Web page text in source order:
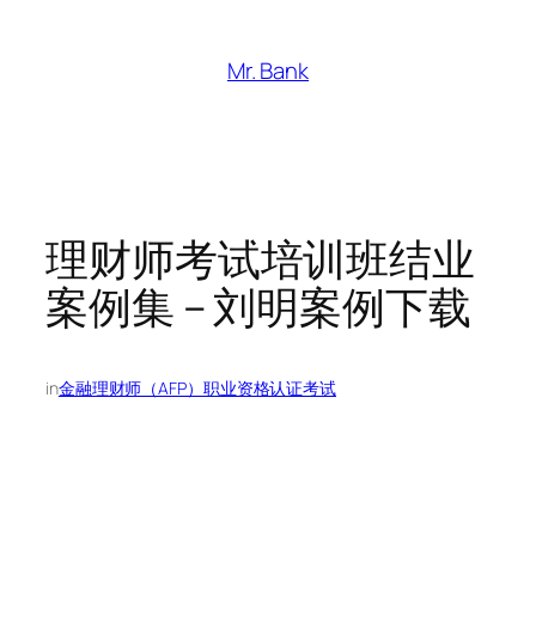
Mr. Bank
理财师考试培训班结业
案例集 – 刘明案例下载
in金融理财师（AFP）职业资格认证考试